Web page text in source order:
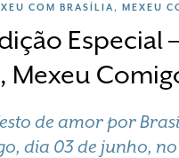
COM BRASÍLIA, MEXEU
Especial
Mexeu
de amor por
dia 03 de junho,